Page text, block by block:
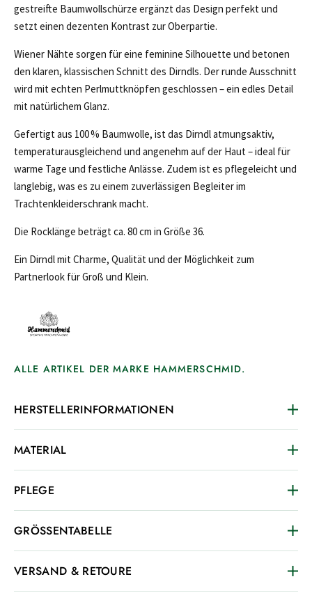
gestreifte Baumwollschürze ergänzt das Design perfekt und
setzt einen dezenten Kontrast zur Oberpartie.
Wiener Nähte sorgen für eine feminine Silhouette und betonen
den klaren, klassischen Schnitt des Dirndls. Der runde Ausschnitt
wird mit echten Perlmuttknöpfen geschlossen – ein edles Detail
mit natürlichem Glanz.
Gefertigt aus 100 % Baumwolle, ist das Dirndl atmungsaktiv,
temperaturausgleichend und angenehm auf der Haut – ideal für
warme Tage und festliche Anlässe. Zudem ist es pflegeleicht und
langlebig, was es zu einem zuverlässigen Begleiter im
Trachtenkleiderschrank macht.
Die Rocklänge beträgt ca. 80 cm in Größe 36.
Ein Dirndl mit Charme, Qualität und der Möglichkeit zum
Partnerlook für Groß und Klein.
ALLE ARTIKEL DER MARKE HAMMERSCHMID.
HERSTELLERINFORMATIONEN
MATERIAL
PFLEGE
GRÖSSENTABELLE
VERSAND & RETOURE